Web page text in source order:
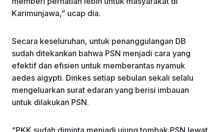
Karimunjawa,” ucap dia.
Secara keseluruhan, untuk penanggulangan DB
sudah ditekankan bahwa PSN menjadi cara yang
efektif dan efisien untuk memberantas nyamuk
aedes aigypti. Dinkes setiap sebulan sekali selalu
mengeluarkan surat edaran yang berisi imbauan
untuk dilakukan PSN.
“PKK sudah diminta menjadi ujung tombak PSN lewat